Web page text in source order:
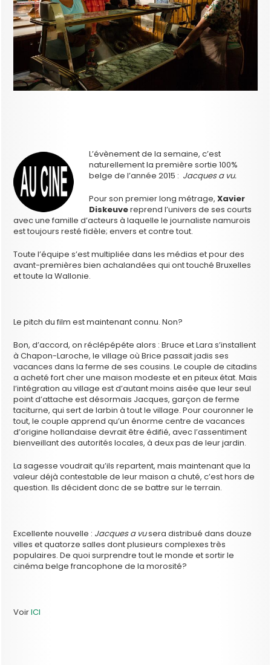
L’évènement de la semaine, c’est
naturellement la première sortie 100%
belge de l’année 2015 : Jacques a vu.
Pour son premier long métrage,Xavier
Diskeuvereprend l’univers de ses courts
avec une famille d’acteurs à laquelle le journaliste namurois
est toujours resté fidèle; envers et contre tout.
Toute l’équipe s’est multipliée dans les médias et pour des
avant-premières bien achalandées qui ont touché Bruxelles
et toute la Wallonie.
Le pitch du film est maintenant connu. Non?
Bon, d’accord, on réclépépéte alors : Bruce et Lara s’installent
à Chapon-Laroche, le village où Brice passait jadis ses
vacances dans la ferme de ses cousins. Le couple de citadins
a acheté fort cher une maison modeste et en piteux état. Mais
l’intégration au village est d’autant moins aisée que leur seul
point d’attache est désormais Jacques, garçon de ferme
taciturne, qui sert de larbin à tout le village. Pour couronner le
tout, le couple apprend qu’un énorme centre de vacances
d’origine hollandaise devrait être édifié, avec l’assentiment
bienveillant des autorités locales, à deux pas de leur jardin.
La sagesse voudrait qu’ils repartent, mais maintenant que la
valeur déjà contestable de leur maison a chuté, c’est hors de
question. Ils décident donc de se battre sur le terrain.
Excellente nouvelle : Jacques a vusera distribué dans douze
villes et quatorze salles dont plusieurs complexes très
populaires. De quoi surprendre tout le monde et sortir le
cinéma belge francophone de la morosité?
VoirICI